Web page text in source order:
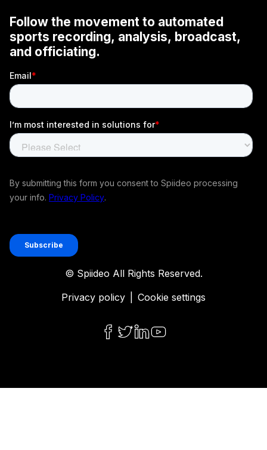
© Spiideo All Rights Reserved.
Privacy policy
Cookie settings